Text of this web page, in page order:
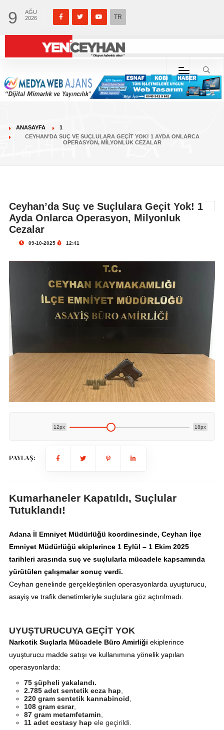
9
AĞU
2026
TR
ANASAYFA
1
CEYHAN’DA SUÇ VE SUÇLULARA GEÇIT YOK! 1 AYDA ONLARCA
OPERASYON, MILYONLUK CEZALAR
Ceyhan’da Suç ve Suçlulara Geçit Yok! 1
Ayda Onlarca Operasyon, Milyonluk
Cezalar
09-10-2025 12:41
12px 18px
PAYLAŞ:
Kumarhaneler Kapatıldı, Suçlular
Tutuklandı!
Adana İl Emniyet Müdürlüğü koordinesinde, Ceyhan İlçe
Emniyet Müdürlüğü ekiplerince 1 Eylül – 1 Ekim 2025
tarihleri arasında suç ve suçlularla mücadele kapsamında
yürütülen çalışmalar sonuç verdi.
Ceyhan genelinde gerçekleştirilen operasyonlarda uyuşturucu,
asayiş ve trafik denetimleriyle suçlulara göz açtırılmadı.
UYUŞTURUCUYA GEÇİT YOK
Narkotik Suçlarla Mücadele Büro Amirliği ekiplerince
uyuşturucu madde satışı ve kullanımına yönelik yapılan
operasyonlarda:
75 şüpheli yakalandı.
2.785 adet sentetik ecza hap
220 gram sentetik kannabinoid
108 gram esrar,
87 gram metamfetamin
11 adet ecstasy hap ele geçirildi.